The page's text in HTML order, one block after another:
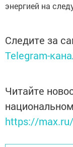
энергией на
Следите за
Telegram-
Читайте
https://